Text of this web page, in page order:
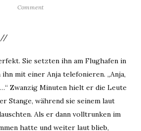
Commenton
//
Sie setzten ihn am Flughafen in
mit einer Anja telefonieren. „Anja,
…“ Zwanzig Minuten hielt er die Leute
Stange, während sie seinem laut
Als er dann volltrunken im
hatte und weiter laut blieb,